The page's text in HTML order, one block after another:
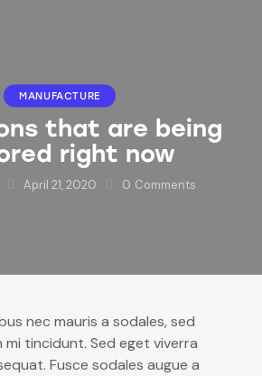
MANUFACTURE
that are being
right now
April 21, 2020 0 Comments
nec mauris a sodales, sed
mi tincidunt. Sed eget viverra
Fusce sodales augue a